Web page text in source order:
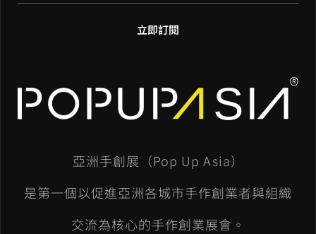
亞洲手創展（Pop Up Asia）
是第一個以促進亞洲各城市手作創業者與組織
交流為核心的手作創業展會。
立即訂閱
l
n